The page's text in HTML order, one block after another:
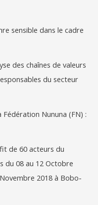
sensible dans le cadre
des chaînes de valeurs
du secteur
Nununa (FN) :
de 60 acteurs du
du 08 au 12 Octobre
2018 à Bobo-